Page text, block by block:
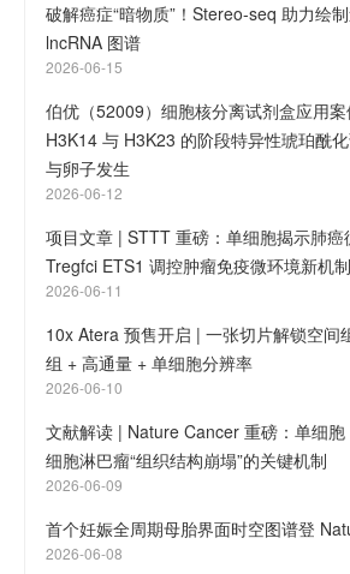
破解癌症“暗物质”！Stereo-seq 助力绘
lncRNA 图谱
2026-06-15
伯优（52009）细胞核分离试剂盒应用
H3K14 与 H3K23 的阶段特异性琥珀酰
与卵子发生
2026-06-12
项目文章 | STTT 重磅：单细胞揭示肺癌
Tregfci ETS1 调控肿瘤免疫微环境新机制
2026-06-11
10x Atera 预售开启 | 一张切片解锁空间
组 + 高通量 + 单细胞分辨率
2026-06-10
文献解读 | Nature Cancer 重磅：单细
细胞淋巴瘤“组织结构崩塌”的关键机制
2026-06-09
首个妊娠全周期母胎界面时空图谱登
2026-06-08